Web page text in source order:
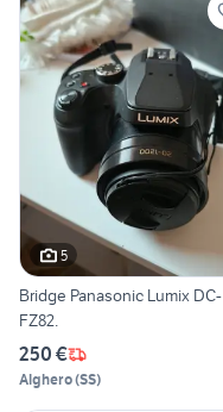
5
Bridge Panasonic Lumix DC-
FZ82.
250 €
Alghero(SS)